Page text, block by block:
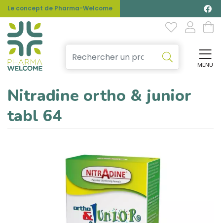
Le concept de Pharma-Welcome
MENU
Nitradine ortho & junior
tabl 64